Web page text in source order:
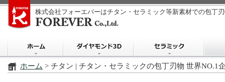
株式会社フォーエバーはチタン・セラミック等新素材での包丁
ホーム > チタン | チタン・セラミックの包丁刃物 世界NO.1